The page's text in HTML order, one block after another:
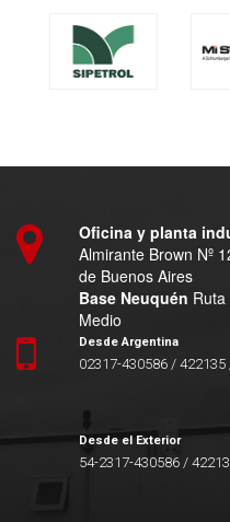
Oficina y planta
Almirante Brown Nº
de Buenos Aires
Base Neuquén
Medio
Desde Argentina
02317-430586 / 422135
Desde el Exterior
54-2317-430586 /